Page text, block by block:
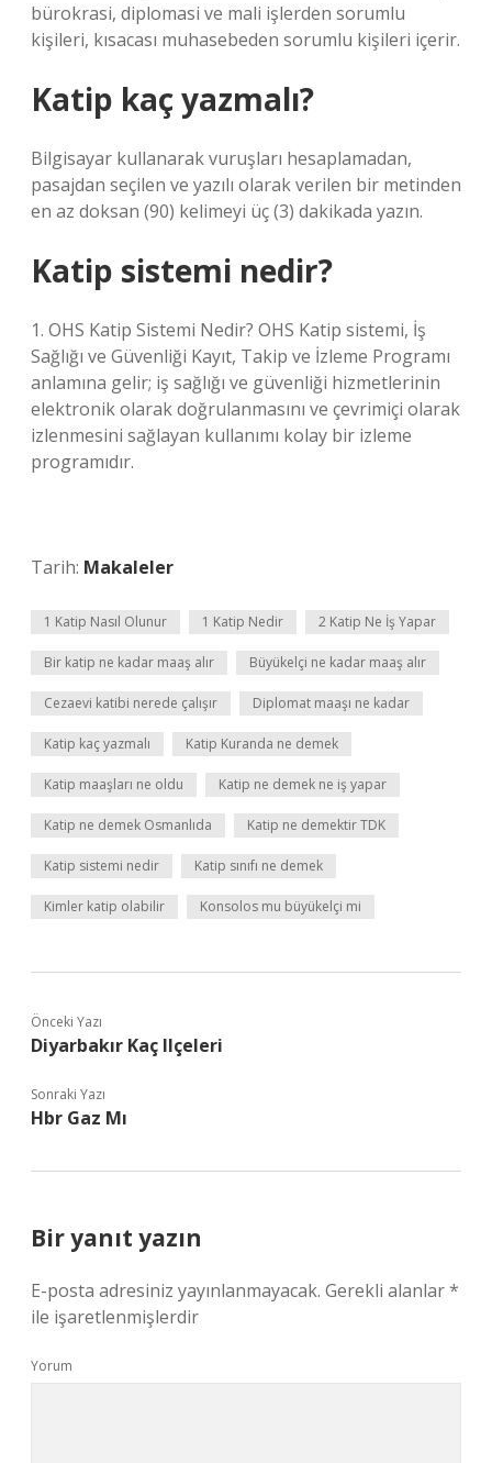
bürokrasi, diplomasi ve mali işlerden sorumlu
kişileri, kısacası muhasebeden sorumlu kişileri içerir.
Katip kaç yazmalı?
Bilgisayar kullanarak vuruşları hesaplamadan,
pasajdan seçilen ve yazılı olarak verilen bir metinden
en az doksan (90) kelimeyi üç (3) dakikada yazın.
Katip sistemi nedir?
1. OHS Katip Sistemi Nedir? OHS Katip sistemi, İş
Sağlığı ve Güvenliği Kayıt, Takip ve İzleme Programı
anlamına gelir; iş sağlığı ve güvenliği hizmetlerinin
elektronik olarak doğrulanmasını ve çevrimiçi olarak
izlenmesini sağlayan kullanımı kolay bir izleme
programıdır.
Tarih: Makaleler
1 Katip Nasıl Olunur 1 Katip Nedir 2 Katip Ne İş Yapar
Bir katip ne kadar maaş alır Büyükelçi ne kadar maaş alır
Cezaevi katibi nerede çalışır Diplomat maaşı ne kadar
Katip kaç yazmalı Katip Kuranda ne demek
Katip maaşları ne oldu Katip ne demek ne iş yapar
Katip ne demek Osmanlıda Katip ne demektir TDK
Katip sistemi nedir Katip sınıfı ne demek
Kimler katip olabilir Konsolos mu büyükelçi mi
Önceki Yazı
Diyarbakır Kaç Ilçeleri
Sonraki Yazı
Hbr Gaz Mı
Bir yanıt yazın
E-posta adresiniz yayınlanmayacak. Gerekli alanlar*
ile işaretlenmişlerdir
Yorum